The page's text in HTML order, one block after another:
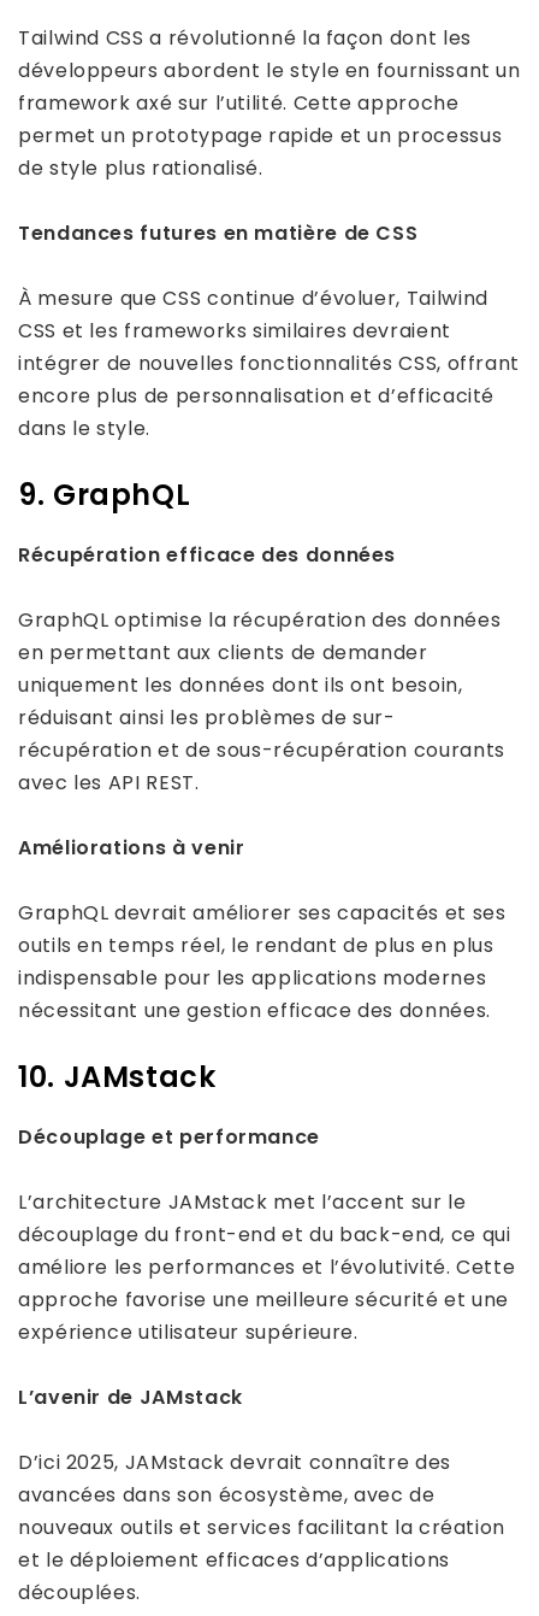
Tailwind CSS a révolutionné la façon dont les
développeurs abordent le style en fournissant un
framework axé sur l’utilité. Cette approche
permet un prototypage rapide et un processus
de style plus rationalisé.
Tendances futures en matière de CSS
À mesure que CSS continue d’évoluer, Tailwind
CSS et les frameworks similaires devraient
intégrer de nouvelles fonctionnalités CSS, offrant
encore plus de personnalisation et d’efficacité
dans le style.
9. GraphQL
Récupération efficace des données
GraphQL optimise la récupération des données
en permettant aux clients de demander
uniquement les données dont ils ont besoin,
réduisant ainsi les problèmes de sur-
récupération et de sous-récupération courants
avec les API REST.
Améliorations à venir
GraphQL devrait améliorer ses capacités et ses
outils en temps réel, le rendant de plus en plus
indispensable pour les applications modernes
nécessitant une gestion efficace des données.
10. JAMstack
Découplage et performance
L’architecture JAMstack met l’accent sur le
découplage du front-end et du back-end, ce qui
améliore les performances et l’évolutivité. Cette
approche favorise une meilleure sécurité et une
expérience utilisateur supérieure.
L’avenir de JAMstack
D’ici 2025, JAMstack devrait connaître des
avancées dans son écosystème, avec de
nouveaux outils et services facilitant la création
et le déploiement efficaces d’applications
découplées.